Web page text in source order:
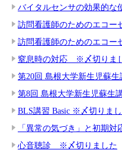
バイタルセンサの効果的な
訪問看護師のためのエコー
訪問看護師のためのエコー
窒息時の対応 ※〆切りま
第20回 島根大学新生児蘇
第8回 島根大学新生児蘇生
BLS講習 Basic ※〆切りま
「異常の気づき」と初期
心音聴診 ※〆切りました